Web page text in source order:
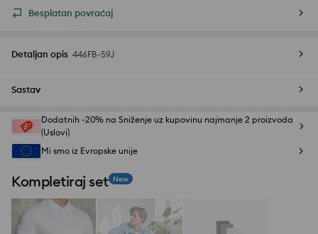
Besplatan povraćaj
Detaljan opis 446FB-59J
Sastav
Dodatnih -20% na Sniženje uz kupovinu najmanje 2 proizvoda
(Uslovi)
Mi smo iz Evropske unije
Kompletiraj set New